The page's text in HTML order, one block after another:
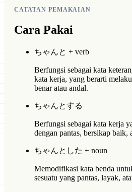
CATATAN PEMAKAIAN
Cara Pakai
ちゃんと + verb
Berfungsi sebagai kata
kata kerja, yang berarti
benar atau andal.
ちゃんとする
Berfungsi sebagai kata kerja
dengan pantas, bersikap baik,
ちゃんとした + noun
Memodifikasi kata benda
sesuatu yang pantas, layak,